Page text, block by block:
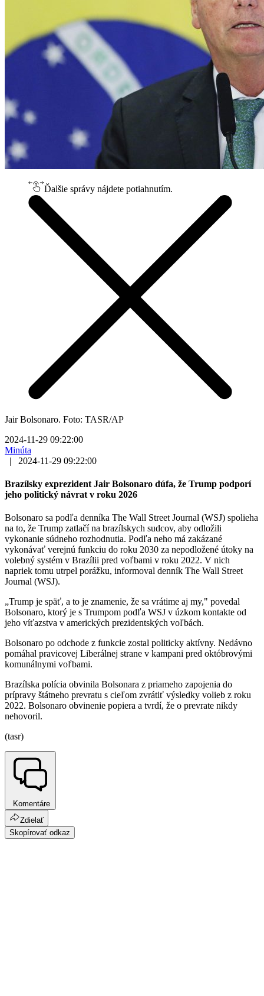
Ďalšie správy nájdete potiahnutím.
Jair Bolsonaro. Foto: TASR/AP
2024-11-29 09:22:00
Minúta
|
2024-11-29 09:22:00
Brazílsky exprezident Jair Bolsonaro dúfa, že Trump podporí
jeho politický návrat v roku 2026
Bolsonaro sa podľa denníka The Wall Street Journal (WSJ) spolieha
na to, že Trump zatlačí na brazílskych sudcov, aby odložili
vykonanie súdneho rozhodnutia. Podľa neho má zakázané
vykonávať verejnú funkciu do roku 2030 za nepodložené útoky na
volebný systém v Brazílii pred voľbami v roku 2022. V nich
napriek tomu utrpel porážku, informoval denník The Wall Street
Journal (WSJ).
„Trump je späť, a to je znamenie, že sa vrátime aj my," povedal
Bolsonaro, ktorý je s Trumpom podľa WSJ v úzkom kontakte od
jeho víťazstva v amerických prezidentských voľbách.
Bolsonaro po odchode z funkcie zostal politicky aktívny. Nedávno
pomáhal pravicovej Liberálnej strane v kampani pred októbrovými
komunálnymi voľbami.
Brazílska polícia obvinila Bolsonara z priameho zapojenia do
prípravy štátneho prevratu s cieľom zvrátiť výsledky volieb z roku
2022. Bolsonaro obvinenie popiera a tvrdí, že o prevrate nikdy
nehovoril.
(tasr)
Komentáre
Zdielať
Skopírovať odkaz